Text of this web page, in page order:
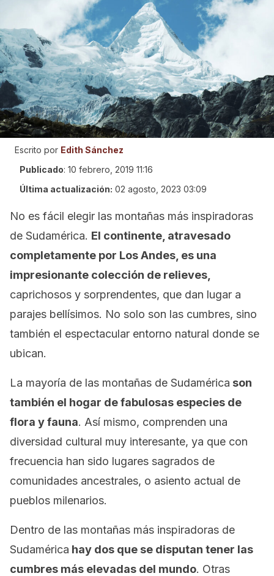
Escrito por Edith Sánchez
Publicado: 10 febrero, 2019 11:16
Última actualización: 02 agosto, 2023 03:09
No es fácil elegir las montañas más inspiradoras
de Sudamérica. El continente, atravesado
completamente por Los Andes, es una
impresionante colección de relieves,
caprichosos y sorprendentes, que dan lugar a
parajes bellísimos. No solo son las cumbres, sino
también el espectacular entorno natural donde se
ubican.
La mayoría de las montañas de Sudamérica son
también el hogar de fabulosas especies de
flora y fauna. Así mismo, comprenden una
diversidad cultural muy interesante, ya que con
frecuencia han sido lugares sagrados de
comunidades ancestrales, o asiento actual de
pueblos milenarios.
Dentro de las montañas más inspiradoras de
Sudamérica hay dos que se disputan tener las
cumbres más elevadas del mundo. Otras